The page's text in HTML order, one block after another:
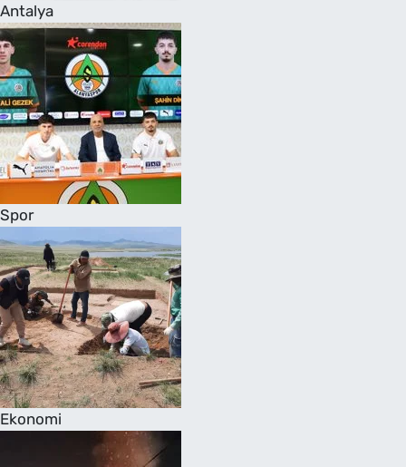
Antalya
Spor
Ekonomi